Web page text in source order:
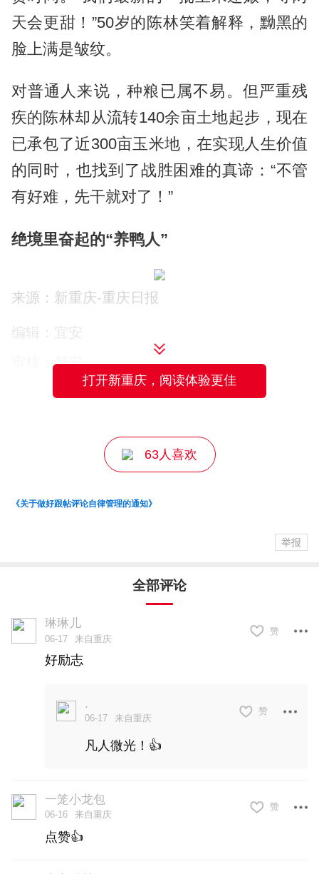
天会更甜！”50岁的陈林笑着解释，黝黑的
脸上满是皱纹。
对普通人来说，种粮已属不易。但严重残
疾的陈林却从流转140余亩土地起步，现在
已承包了近300亩玉米地，在实现人生价值
的同时，也找到了战胜困难的真谛：“不管
有好难，先干就对了！”
绝境里奋起的“养鸭人”
1994年，18岁的陈林在老家隆盛镇十隆村
的砖厂当学徒，双手被绞进了机器。等他
“那时候觉得天塌了。”当时陈林饭要人喂，
厕所要人背，好胜的他觉得自己成了“废
己“今后肯定啥都干不成”。这反倒激起他的
勇气。
经过一番考虑，陈林买回20只鸭子。没想
有人劝他：你这条件够吃低保，何苦折
“国家确实可以让我吃低保。如果我闯不出
名堂，到时候再吃低保也不迟！”陈林回
来源：新重庆-重庆日报
编辑：宜安
审核：颜安
主编：邹密
打开新重庆，阅读体验更佳
63人喜欢
《关于做好跟帖评论自律管理的通知》
举报
全部评论
琳琳儿
06-17 来自重庆
赞
好励志
.
06-17 来自重庆
赞
凡人微光！👍
一笼小龙包
06-16 来自重庆
赞
点赞👍